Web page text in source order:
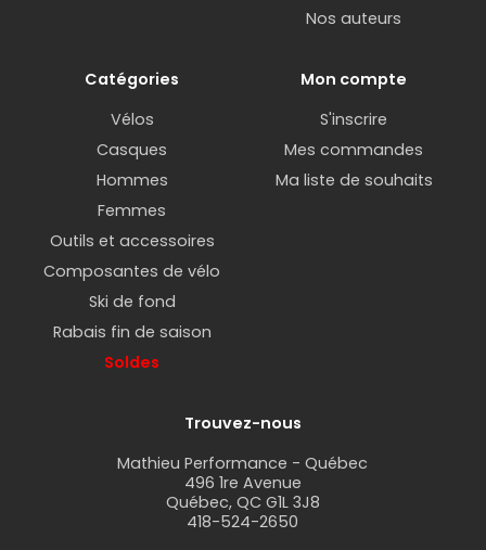
Nos auteurs
Catégories
Vélos
Casques
Hommes
Femmes
Outils et accessoires
Composantes de vélo
Ski de fond
Rabais fin de saison
Soldes
Mon compte
S'inscrire
Mes commandes
Ma liste de souhaits
Trouvez-nous
Mathieu Performance - Québec
496 1re Avenue
Québec, QC G1L 3J8
418-524-2650